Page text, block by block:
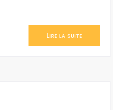
Lire la suite